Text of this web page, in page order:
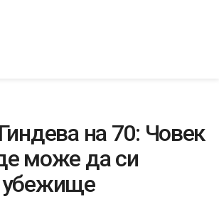
на 70: Човек
може да си